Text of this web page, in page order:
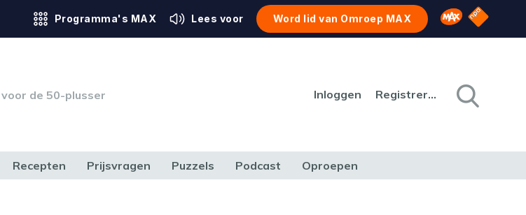
Programma's MAX Lees voor Word lid van Omroep MAX Omroep MAX
NPO
de 50-plusser Inloggen Registreren
Recepten Prijsvragen Puzzels Podcast Oproepen